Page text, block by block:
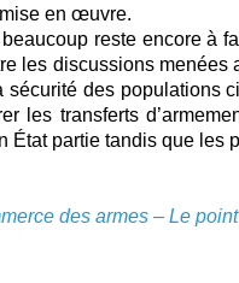
en œuvre.
reste encore à
les discussions menées
sécurité des populations
les transferts
État partie tandis que les
des armes – Le